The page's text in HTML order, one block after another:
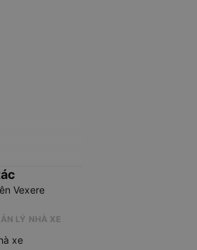
Vexere
LÝ NHÀ XE
xe